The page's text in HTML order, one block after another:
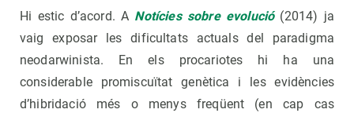
Hi estic d’acord. A Notícies sobre evolució(2014) ja
vaig exposar les dificultats actuals del paradigma
neodarwinista. En els procariotes hi ha una
considerable promiscuïtat genètica i les evidències
d’hibridació més o menys freqüent (en cap cas